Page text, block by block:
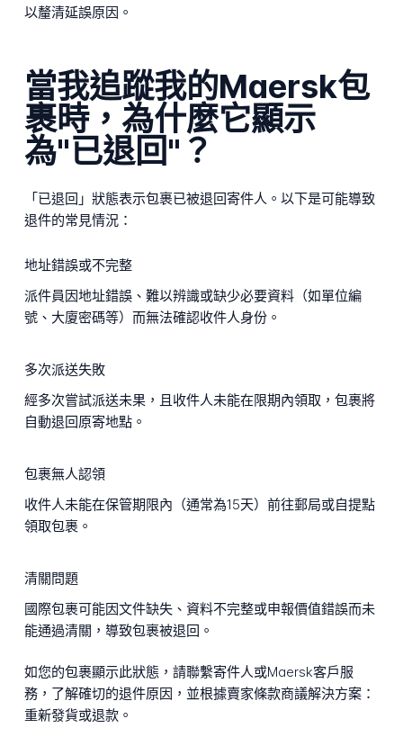
以釐清延誤原因。
當我追蹤我的Maersk包
裹時，為什麼它顯示
為"已退回"？
「已退回」狀態表示包裹已被退回寄件人。以下是可能導致
退件的常見情況：
地址錯誤或不完整
派件員因地址錯誤、難以辨識或缺少必要資料（如單位編
號、大廈密碼等）而無法確認收件人身份。
多次派送失敗
經多次嘗試派送未果，且收件人未能在限期內領取，包裹將
自動退回原寄地點。
包裹無人認領
收件人未能在保管期限內（通常為15天）前往郵局或自提點
領取包裹。
清關問題
國際包裹可能因文件缺失、資料不完整或申報價值錯誤而未
能通過清關，導致包裹被退回。
如您的包裹顯示此狀態，請聯繫寄件人或Maersk客戶服
務，了解確切的退件原因，並根據賣家條款商議解決方案：
重新發貨或退款。